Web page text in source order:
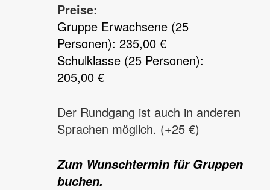
Preise:
Gruppe Erwachsene (25
Personen): 235,00 €
Schulklasse (25 Personen):
205,00 €
Der Rundgang ist auch in anderen
Sprachen möglich. (+25 €)
Zum Wunschtermin für Gruppen
buchen.